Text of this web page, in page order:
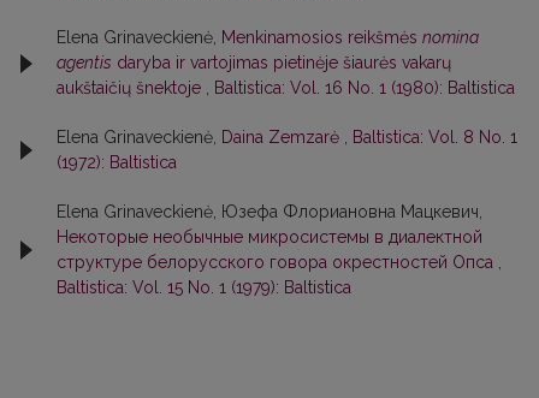
Elena Grinaveckienė, Menkinamosios reikšmės nomina
agentis daryba ir vartojimas pietinėje šiaurės vakarų
aukštaičių šnektoje
Baltistica: Vol. 16 No. 1 (1980): Baltistica
Elena Grinaveckienė, Daina Zemzarė
Baltistica: Vol. 8 No. 1
(1972): Baltistica
Elena Grinaveckienė, Юзефа Флориановна Мацкевич,
Некоторые необычные микросистемы в диалектной
структуре белорусского говора окрестностей Опса
Baltistica: Vol. 15 No. 1 (1979): Baltistica